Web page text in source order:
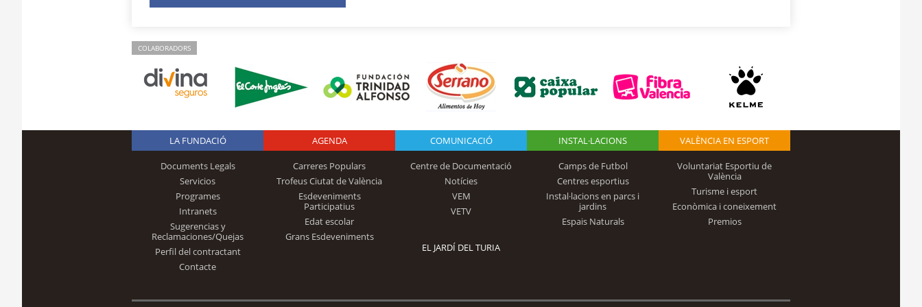
COLABORADORS
Logo Fundación
Trinidad Alfonso
LA FUNDACIÓ
Documents Legals
Servicios
Programes
Intranets
Sugerencias y
Reclamaciones/Quejas
Perfil del contractant
Contacte
AGENDA
Carreres Populars
Trofeus Ciutat de València
Esdeveniments
Participatius
Edat escolar
Grans Esdeveniments
COMUNICACIÓ
Centre de Documentació
Notícies
VEM
VETV
INSTAL·LACIONS
Camps de Futbol
Centres esportius
Instal·lacions en parcs i
jardins
Espais Naturals
VALÈNCIA EN ESPORT
Voluntariat Esportiu de
València
Turisme i esport
Econòmica i coneixement
Premios
EL JARDÍ DEL TURIA